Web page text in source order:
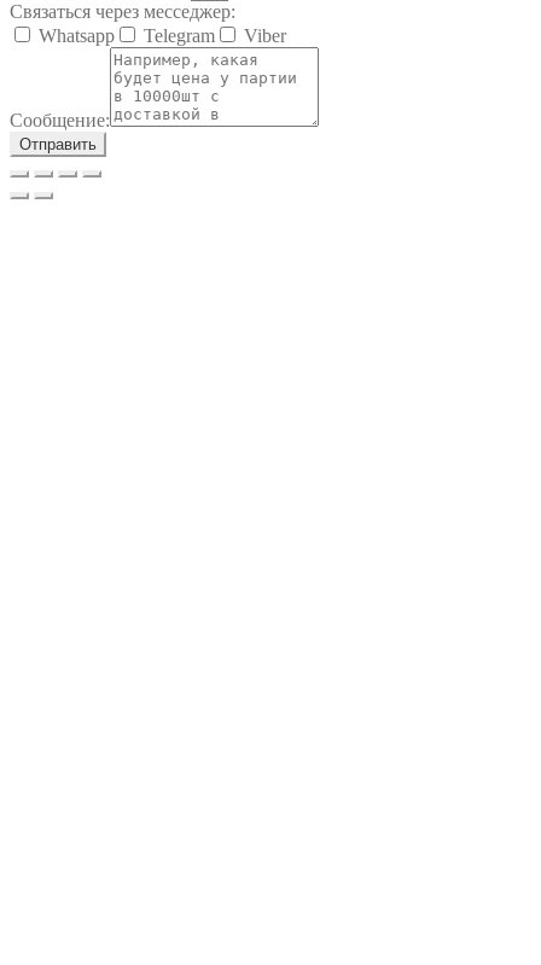
Связаться через месседжер:
Whatsapp
Telegram Viber
Сообщение:
Отправить